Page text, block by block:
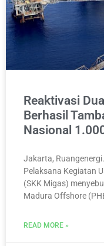
Reaktivasi
Berhasil
Nasional
Jakarta,
Pelaksana Kegiatan
(SKK Migas)
Madura Offshore
READ MORE »